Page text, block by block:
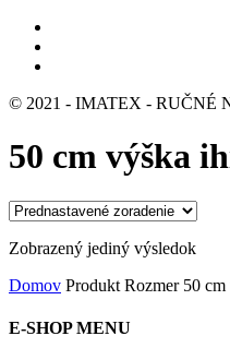
© 2021 - IMATEX - RUČNÉ
50 cm výška
Zobrazený jediný výsledok
Domov Produkt Rozmer 50
E-SHOP MENU